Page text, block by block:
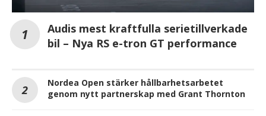
Audis mest kraftfulla serietillverkade
bil – Nya RS e-tron GT performance
Nordea Open stärker hållbarhetsarbetet
genom nytt partnerskap med Grant Thornton